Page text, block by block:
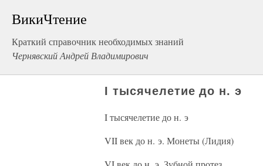
ВикиЧтение
Краткий справочник необходимых знаний
Чернявский Андрей Владимирович
I тысячелетие до н. э
I тысячелетие до н. э
VII век до н. э. Монеты (Лидия)